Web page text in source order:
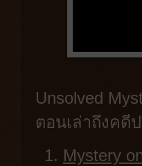
Unsolved
ตอนเล่าถึงคดี
Mystery